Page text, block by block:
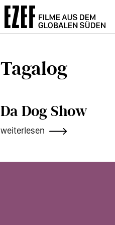
Tagalog
Da Dog Show
weiterlesen